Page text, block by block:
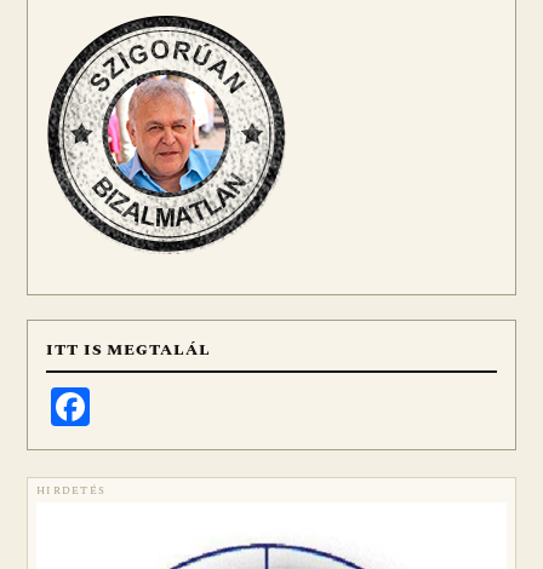
ITT IS MEGTALÁL
HIRDETÉS